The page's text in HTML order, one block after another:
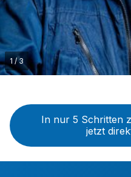
In nur 5 Schritten
jetzt